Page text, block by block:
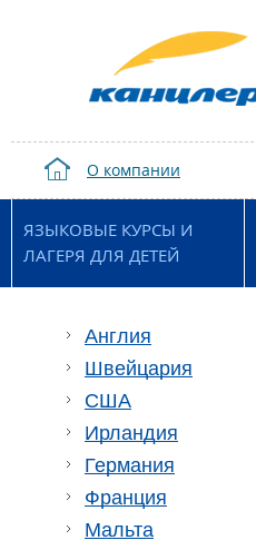
О компании
ЯЗЫКОВЫЕ КУРСЫ И
ЛАГЕРЯ ДЛЯ ДЕТЕЙ
Англия
Швейцария
США
Ирландия
Германия
Франция
Мальта